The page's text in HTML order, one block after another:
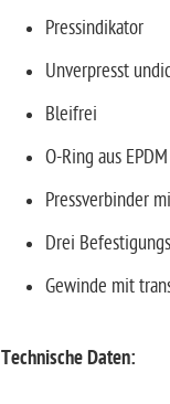
Pressindikator
Unverpresst
Bleifrei
O-Ring aus EPDM
Pressverbinder
Drei
Gewinde mit
Technische Daten: